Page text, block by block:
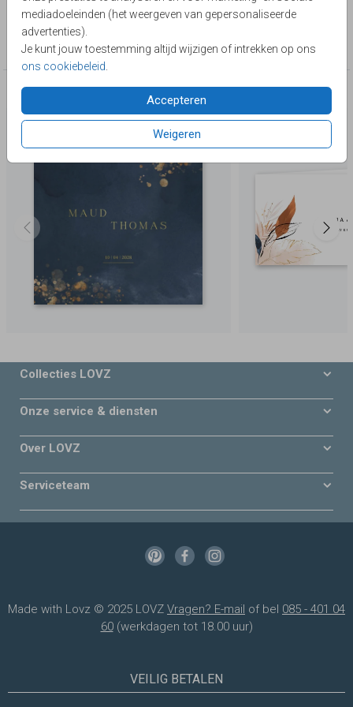
mediadoeleinden (het weergeven van gepersonaliseerde
advertenties).
Je kunt jouw toestemming altijd wijzigen of intrekken op ons
ons cookiebeleid
Accepteren
Weigeren
Lievez
Collectie
Watercolor & flowers
Deze producten zijn wellicht ook iets voor je
Collecties LOVZ
Onze service & diensten
Over LOVZ
Serviceteam
Made with Lovz © 2025 LOVZ Vragen? E-mail of bel 085 - 401 04
60(werkdagen tot 18.00 uur)
VEILIG BETALEN